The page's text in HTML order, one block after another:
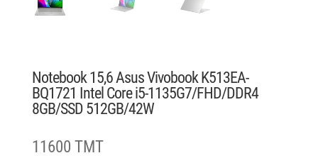
Notebook 15,6 Asus Vivobook K513EA-
BQ1721 Intel Core i5-1135G7/FHD/DDR4
8GB/SSD 512GB/42W
11600 TMT